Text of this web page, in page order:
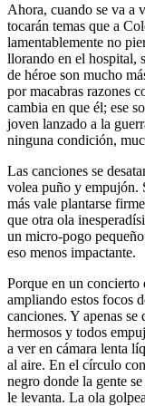
Ahora, cuando se va a
tocarán temas que a
lamentablemente no
llorando en el hospital,
de héroe son mucho
por macabras razones
cambia en que él; ese
joven lanzado a la
ninguna condición,
Las canciones se
volea puño y empujón.
más vale plantarse
que otra ola
un micro-pogo
eso menos impactante.
Porque en un concierto
ampliando estos focos
canciones. Y apenas se
hermosos y todos
a ver en cámara lenta
al aire. En el círculo
negro donde la gente
le levanta. La ola